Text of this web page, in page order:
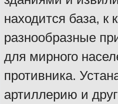
находится база, к
разнообразные
для мирного
противника.
артиллерию и